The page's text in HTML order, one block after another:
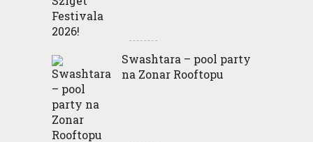
Swashtara – pool party
na Zonar Rooftopu